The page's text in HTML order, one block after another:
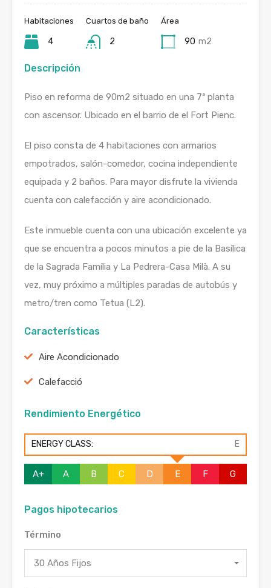
Habitaciones
4
Cuartos de baño
2
Área
90 m2
Descripción
Piso en reforma de 90m2 situado en una 7ª planta
con ascensor. Ubicado en el barrio de el Fort Pienc.
El piso consta de 4 habitaciones con armarios
empotrados, salón-comedor, cocina independiente
equipada y 2 baños. Para mayor disfrute la vivienda
cuenta con calefacción y aire acondicionado.
Este inmueble cuenta con una ubicación excelente ya
que se encuentra a pocos minutos a pie de la Basílica
de la Sagrada Família y La Pedrera-Casa Milà. A su
vez, muy próximo a múltiples paradas de autobús y
metro/tren como Tetua (L2).
Características
Aire Acondicionado
Calefacció
Rendimiento Energético
ENERGY CLASS: E
A+ A B C D E F G
Pagos hipotecarios
Término
30 Años Fijos